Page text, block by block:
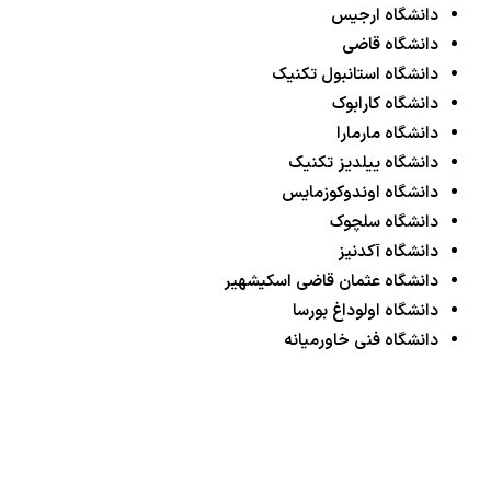
دانشگاه ارجیس
دانشگاه قاضی
دانشگاه استانبول تکنیک
دانشگاه کارابوک
دانشگاه مارمارا
دانشگاه ییلدیز تکنیک
دانشگاه اوندوکوزمایس
دانشگاه سلچوک
دانشگاه آکدنیز
دانشگاه عثمان قاضی اسکیشهیر
دانشگاه اولوداغ بورسا
دانشگاه فنی خاورمیانه